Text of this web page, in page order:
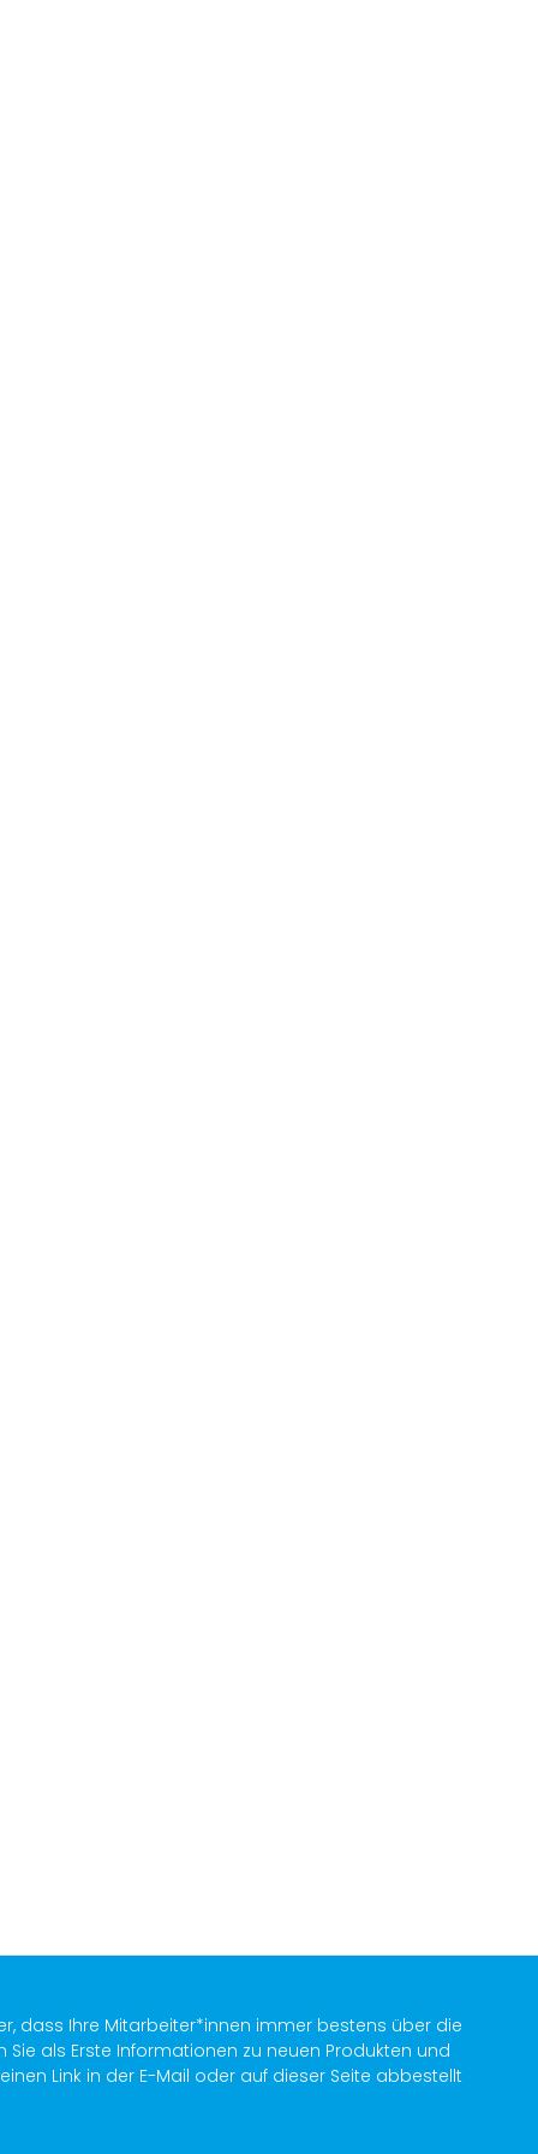
dass Ihre Mitarbeiter*innen immer bestens über die
als Erste Informationen zu neuen Produkten und
Link in der E-Mail oder auf dieser Seite abbestellt